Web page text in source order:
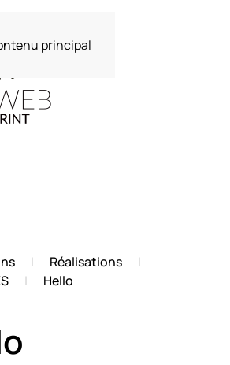
principal
Réalisations
Hello